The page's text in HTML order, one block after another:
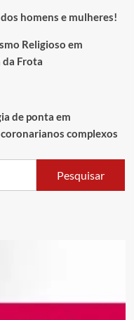
homens e mulheres!
Religioso em
da Frota
de ponta em
complexos